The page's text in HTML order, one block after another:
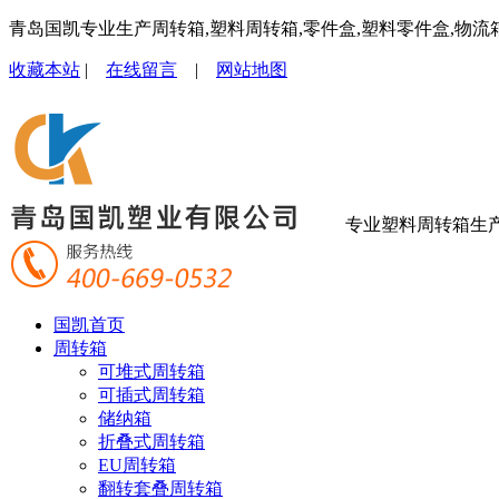
青岛国凯专业生产周转箱,塑料周转箱,零件盒,塑料零件盒,物流
收藏本站 | 在线留言 | 网站地图
专业塑料周转箱生
国凯首页
周转箱
可堆式周转箱
可插式周转箱
储纳箱
折叠式周转箱
EU周转箱
翻转套叠周转箱